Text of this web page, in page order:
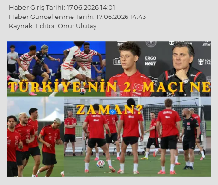
Haber Giriş Tarihi: 17.06.2026 14:01
Haber Güncellenme Tarihi: 17.06.2026 14:43
Kaynak: Editör: Onur Ulutaş